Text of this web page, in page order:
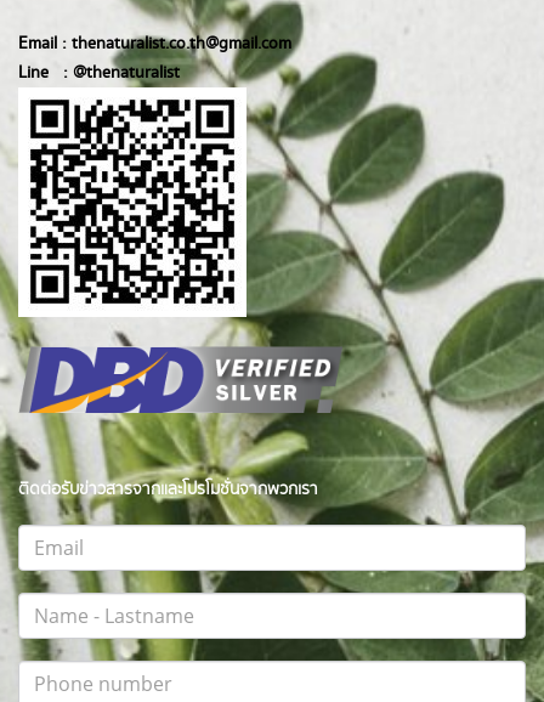
Email : thenaturalist.co.th@gmail.com
Line : @thenaturalist
ติดต่อรับข่าวสารจากและโปรโมชั่นจากพวกเรา